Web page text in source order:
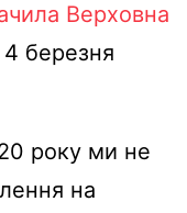
Верховна
4 березня
року ми не
на